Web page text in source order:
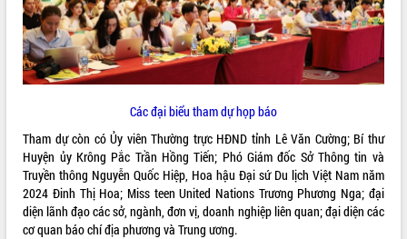
VĂN BẢN HĐND TỈNH
ĐIỂM TIN VĂN BẢN
Các đại biểu tham dự họp báo
Tham dự còn có Ủy viên Thường trực HĐND tỉnh Lê Văn Cường; Bí thư
Huyện ủy Krông Pắc Trần Hồng Tiến; Phó Giám đốc Sở Thông tin và
Truyền thông Nguyễn Quốc Hiệp, Hoa hậu Đại sứ Du lịch Việt Nam năm
2024 Đinh Thị Hoa; Miss teen United Nations Trương Phương Nga; đại
diện lãnh đạo các sở, ngành, đơn vị, doanh nghiệp liên quan; đại diện các
cơ quan báo chí địa phương và Trung ương.